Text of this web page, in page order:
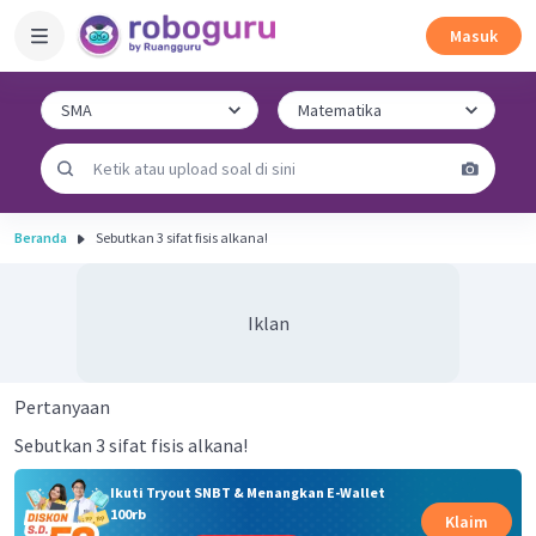
Masuk
Beranda Sebutkan 3 sifat fisis alkana!
Iklan
Pertanyaan
Sebutkan 3 sifat fisis alkana!
Ikuti Tryout SNBT & Menangkan E-Wallet
100rb
Klaim